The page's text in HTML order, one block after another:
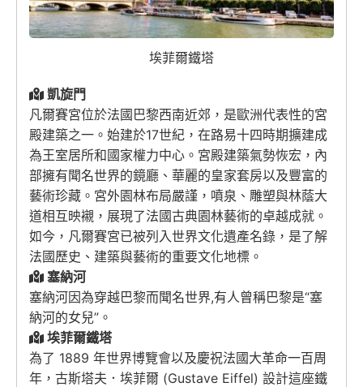
埃菲爾鐵塔
凱旋門
凡爾賽宮位於法國巴黎西南近郊，是歐洲代表性的宮
殿建築之一。始建於17世紀，在路易十四時期擴建成
為王室居所和國家權力中心。宮殿建築氣勢恢宏，內
部擁有聞名世界的鏡廳、華麗的皇家套房以及豐富的
藝術珍藏。宮外園林布局嚴謹，噴泉、雕塑與林蔭大
道相互映襯，展現了法國古典園林藝術的卓越成就。
如今，凡爾賽宮已被列入世界文化遺產名錄，是了解
法國歷史、建築與藝術的重要文化地標。
塞納河
塞納河因為穿越巴黎而聞名世界,有人曾稱巴黎是“塞
納河的女兒”。
埃菲爾鐵塔
為了 1889 年世界博覽會以及慶祝法國大革命一百周
年，古斯塔夫．埃菲爾 (Gustave Eiffel) 設計這座鐵